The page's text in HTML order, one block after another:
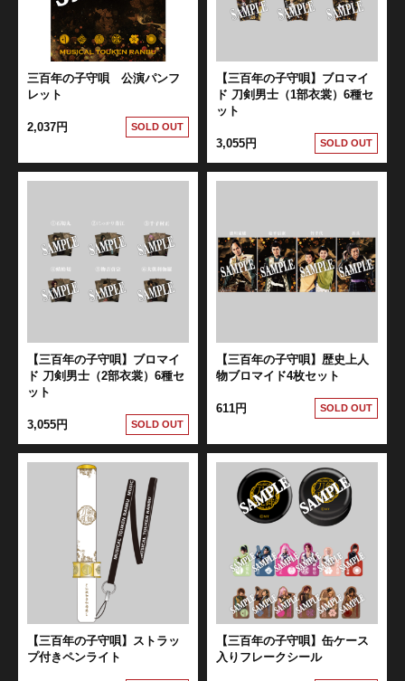
三百年の子守唄 公演パンフ
レット
2,037円 SOLD OUT
【三百年の子守唄】ブロマイ
ド 刀剣男士（1部衣裳）6種セ
ット
3,055円 SOLD OUT
【三百年の子守唄】ブロマイ
ド 刀剣男士（2部衣裳）6種セ
ット
3,055円 SOLD OUT
【三百年の子守唄】歴史上人
物ブロマイド4枚セット
611円 SOLD OUT
【三百年の子守唄】ストラッ
プ付きペンライト
【三百年の子守唄】缶ケース
入りフレークシール